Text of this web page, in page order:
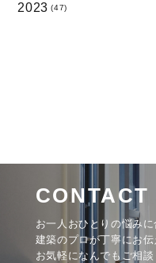
2023 (47)
CONTACT
お一人おひとりの悩みに
建築のプロが丁寧にお伝
お気軽になんでもご相